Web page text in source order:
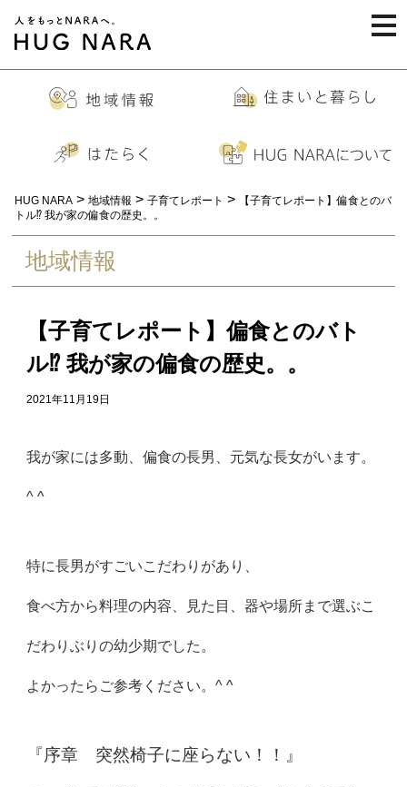
HUG NARA > 地域情報 > 子育てレポート >
【子育てレポート】偏食とのバ
トル⁉︎ 我が家の偏食の歴史。。
地域情報
【子育てレポート】偏食とのバト
ル⁉︎ 我が家の偏食の歴史。。
2021年11月19日
我が家には多動、偏食の長男、元気な長女がいます。
^ ^
特に長男がすごいこだわりがあり、
食べ方から料理の内容、見た目、器や場所まで選ぶこ
だわりぶりの幼少期でした。
よかったらご参考ください。^ ^
『序章 突然椅子に座らない！！』